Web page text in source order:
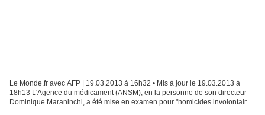
Le Monde.fr avec AFP | 19.03.2013 à 16h32 • Mis à jour le 19.03.2013 à
18h13 L'Agence du médicament (ANSM), en la personne de son directeur
Dominique Maraninchi, a été mise en examen pour "homicides involontaire